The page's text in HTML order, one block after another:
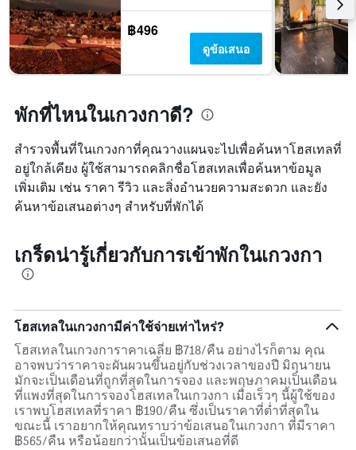
฿496
ดูข้อเสนอ
พักที่ไหนในเกวงกาดี?
สำรวจพื้นที่ในเกวงกาที่คุณวางแผนจะไปเพื่อค้นหาโฮสเทลที่
อยู่ใกล้เคียง ผู้ใช้สามารถคลิกชื่อโฮสเทลเพื่อค้นหาข้อมูล
เพิ่มเติม เช่น ราคา รีวิว และสิ่งอำนวยความสะดวก และยัง
ค้นหาข้อเสนอต่างๆ สำหรับที่พักได้
เกร็ดน่ารู้เกี่ยวกับการเข้าพักในเกวงกา
โฮสเทลในเกวงกามีค่าใช้จ่ายเท่าไหร่?
โฮสเทลในเกวงการาคาเฉลี่ย ฿718/คืน อย่างไรก็ตาม คุณ
อาจพบว่าราคาจะผันผวนขึ้นอยู่กับช่วงเวลาของปี มิถุนายน
มักจะเป็นเดือนที่ถูกที่สุดในการจอง และพฤษภาคมเป็นเดือน
ที่แพงที่สุดในการจองโฮสเทลในเกวงกา เมื่อเร็วๆ นี้ผู้ใช้ของ
เราพบโฮสเทลที่ราคา ฿190/คืน ซึ่งเป็นราคาที่ต่ำที่สุดใน
ขณะนี้ เราอยากให้คุณทราบว่าข้อเสนอในเกวงกา ที่มีราคา
฿565/คืน หรือน้อยกว่านั้นเป็นข้อเสนอที่ดี